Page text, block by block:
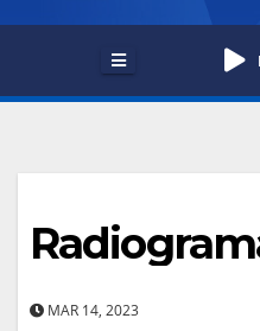
MAR 14, 2023